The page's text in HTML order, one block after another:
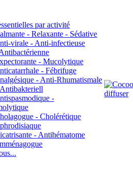
par activité
- Relaxante - Sédative
virale - Anti-infectieuse
- Mucolytique
- Fébrifuge
- Anti-Rhumatismale
-
- Cholérétique
- Antihématome